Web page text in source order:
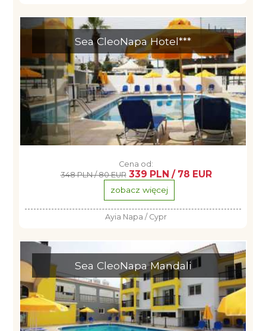
Sea CleoNapa Hotel***
Cena od:
348 PLN / 80 EUR 339 PLN / 78 EUR
zobacz więcej
Ayia Napa / Cypr
Sea CleoNapa Mandali